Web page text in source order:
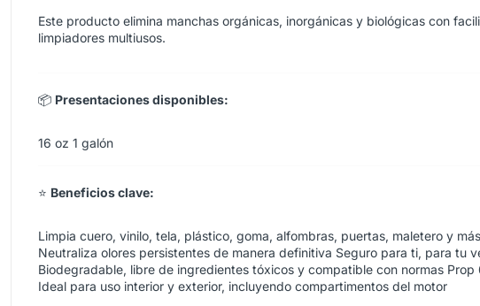
Este producto elimina manchas orgánicas, inorgánicas y biológicas con
limpiadores multiusos.
📦 Presentaciones disponibles:
16 oz 1 galón
⭐ Beneficios clave:
Limpia cuero, vinilo, tela, plástico, goma, alfombras, puertas, maletero y más
Neutraliza olores persistentes de manera definitiva Seguro para ti, para tu
Biodegradable, libre de ingredientes tóxicos y compatible con normas Prop
Ideal para uso interior y exterior, incluyendo compartimentos del motor